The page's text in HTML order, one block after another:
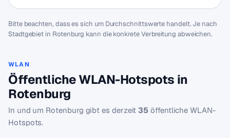
Bitte beachten, dass es sich um Durchschnittswerte handelt. Je nach
Stadtgebiet in Rotenburg kann die konkrete Verbreitung abweichen.
WLAN
Öffentliche WLAN-Hotspots in
Rotenburg
In und um Rotenburg gibt es derzeit35 öffentliche WLAN-
Hotspots.